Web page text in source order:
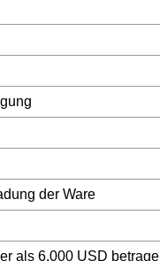
der Ware
als 6.000 USD